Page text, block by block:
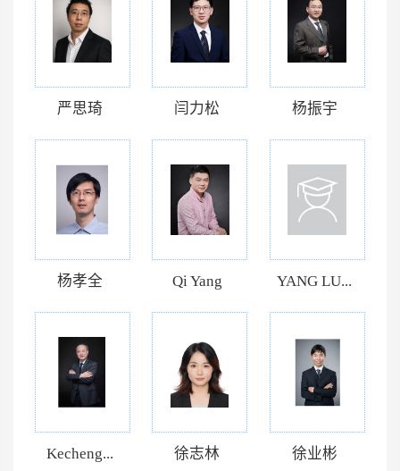
严思琦 闫力松 杨振宇
杨孝全 Qi Yang YANG LU...
Kecheng... 徐志林 徐业彬